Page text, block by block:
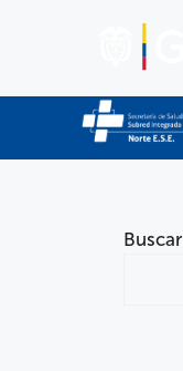
Buscar